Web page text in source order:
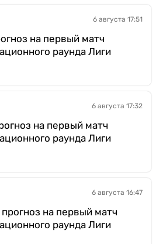
6 августа 17:51
на первый матч
раунда Лиги
6 августа 17:32
на первый матч
раунда Лиги
6 августа 16:47
на первый матч
раунда Лиги